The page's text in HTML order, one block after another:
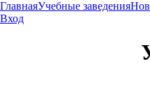
ГлавнаяУчебные заведения
Вход